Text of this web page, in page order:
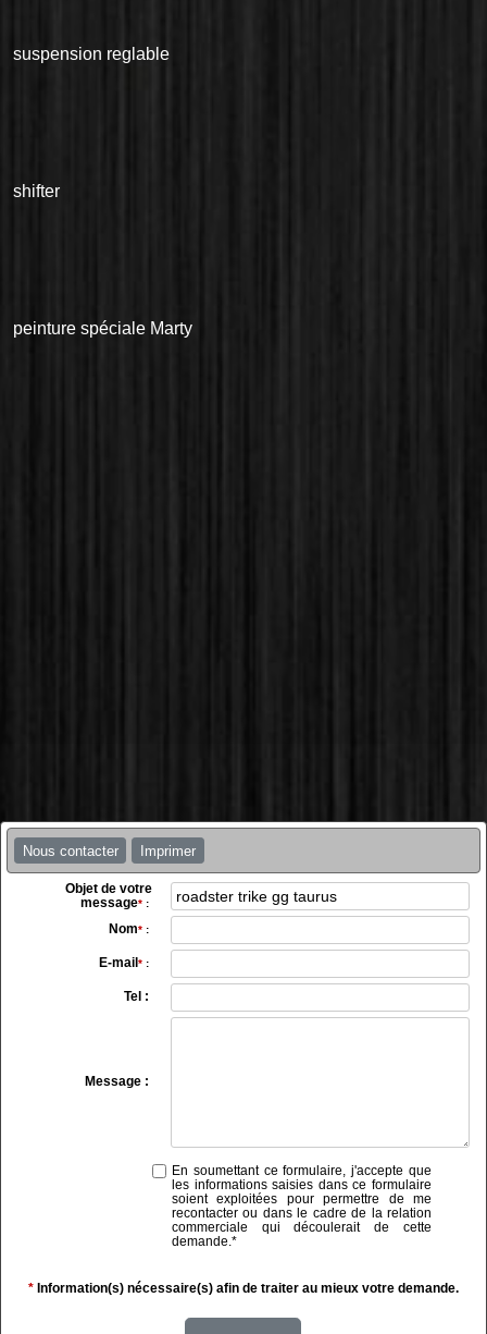
suspension reglable
shifter
peinture spéciale Marty
Nous contacter Imprimer
Objet de votre
message*:
Nom*:
E-mail *:
Tel :
Message :
En soumettant ce formulaire, j'accepte que
les informations saisies dans ce formulaire
soient exploitées pour permettre de me
recontacter ou dans le cadre de la relation
commerciale qui découlerait de cette
demande.*
* Information(s) nécessaire(s) afin de traiter au mieux votre demande.